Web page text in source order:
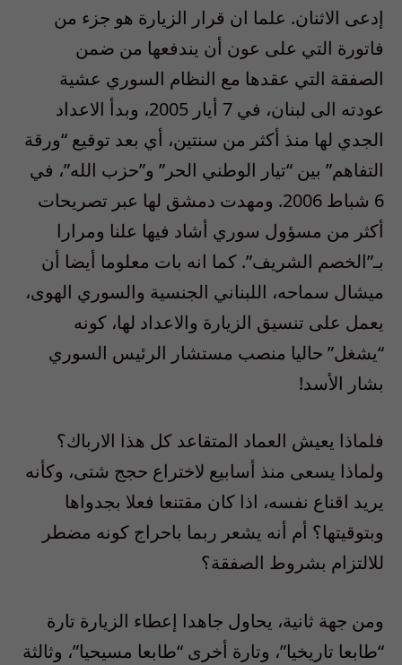
إدعى الاثنان. علما ان قرار الزيارة هو جزء من
فاتورة التي على عون أن يندفعها من ضمن
الصفقة التي عقدها مع النظام السوري عشية
عودته الى لبنان، في 7 أيار 2005، وبدأ الاعداد
الجدي لها منذ أكثر من سنتين، أي بعد توقيع “ورقة
التفاهم” بين “تيار الوطني الحر” و”حزب الله”، في
6 شباط 2006. ومهدت دمشق لها عبر تصريحات
أكثر من مسؤول سوري أشاد فيها علنا ومرارا
بـ”الخصم الشريف”. كما انه بات معلوما أيضا أن
ميشال سماحه، اللبناني الجنسية والسوري الهوى،
يعمل على تنسيق الزيارة والاعداد لها، كونه
“يشغل” حاليا منصب مستشار الرئيس السوري
بشار الأسد!
فلماذا يعيش العماد المتقاعد كل هذا الارباك؟
ولماذا يسعى منذ أسابيع لاختراع حجج شتى، وكأنه
يريد اقناع نفسه، اذا كان مقتنعا فعلا بجدواها
وبتوقيتها؟ أم أنه يشعر ربما باحراج كونه مضطر
للالتزام بشروط الصفقة؟
ومن جهة ثانية، يحاول جاهدا إعطاء الزيارة تارة
“طابعا تاريخيا”، وتارة أخرى “طابعا مسيحيا”، وثالثة